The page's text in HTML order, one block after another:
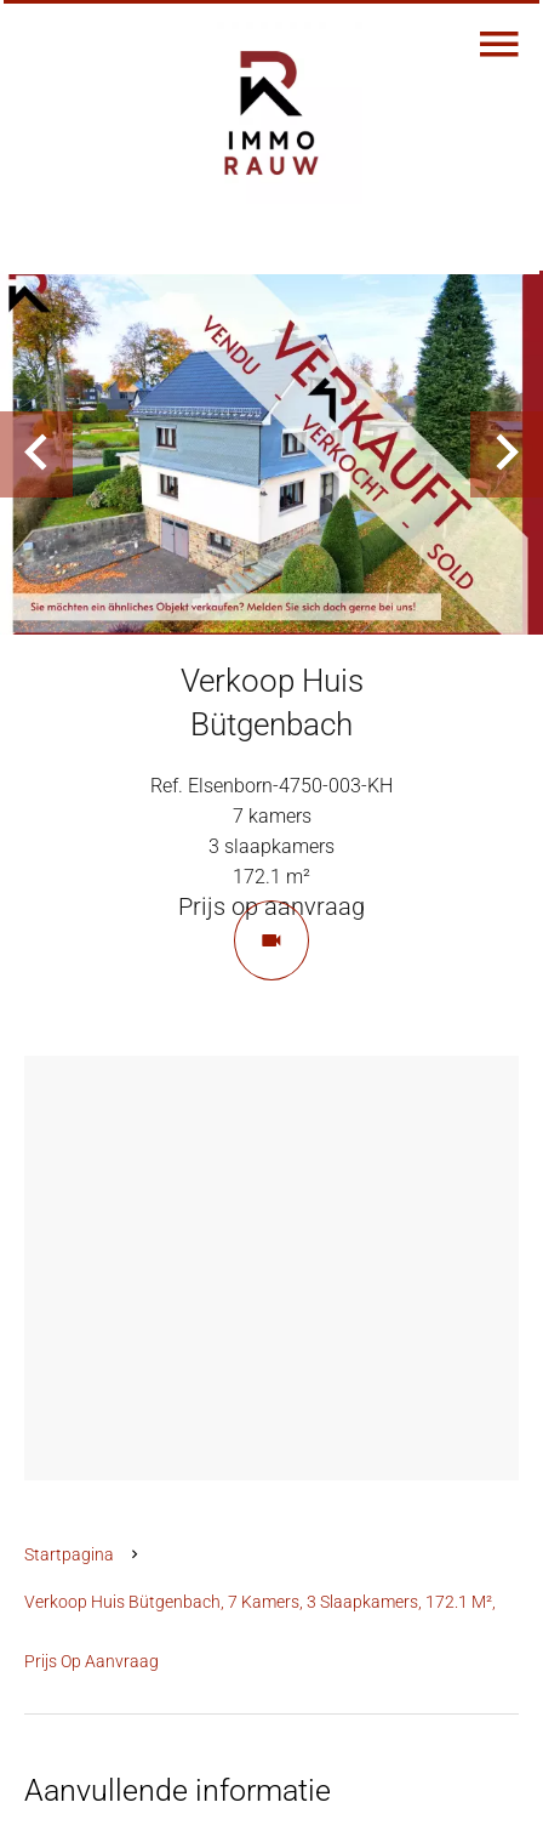
Verkoop Huis
Bütgenbach
Ref. Elsenborn-4750-003-KH
7 kamers
3 slaapkamers
172.1 m²
Prijs op aanvraag
Startpagina
Verkoop Huis Bütgenbach, 7 Kamers, 3 Slaapkamers, 172.1 M²,
Prijs Op Aanvraag
Aanvullende informatie